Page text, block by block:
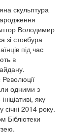
скульптура
Володимир
зі стовбура
під час
в
одними з
яку
січні 2014 року.
Бібліотеки